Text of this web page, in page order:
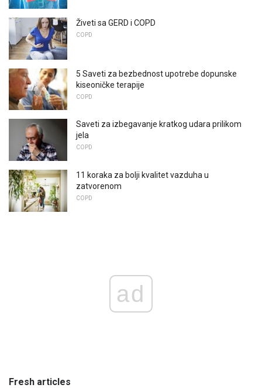
Živeti sa GERD i COPD
COPD
5 Saveti za bezbednost upotrebe dopunske
kiseoničke terapije
COPD
Saveti za izbegavanje kratkog udara prilikom
jela
COPD
11 koraka za bolji kvalitet vazduha u
zatvorenom
COPD
ad
Fresh articles